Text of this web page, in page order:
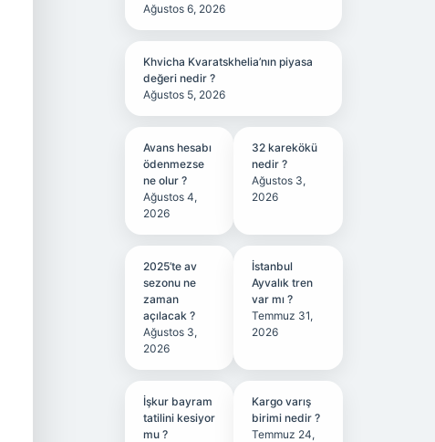
Ağustos 6, 2026
Khvicha Kvaratskhelia’nın piyasa
değeri nedir ?
Ağustos 5, 2026
Avans hesabı
ödenmezse
ne olur ?
Ağustos 4,
2026
32 karekökü
nedir ?
Ağustos 3,
2026
2025’te av
sezonu ne
zaman
açılacak ?
Ağustos 3,
2026
İstanbul
Ayvalık tren
var mı ?
Temmuz 31,
2026
İşkur bayram
tatilini kesiyor
mu ?
Kargo varış
birimi nedir ?
Temmuz 24,